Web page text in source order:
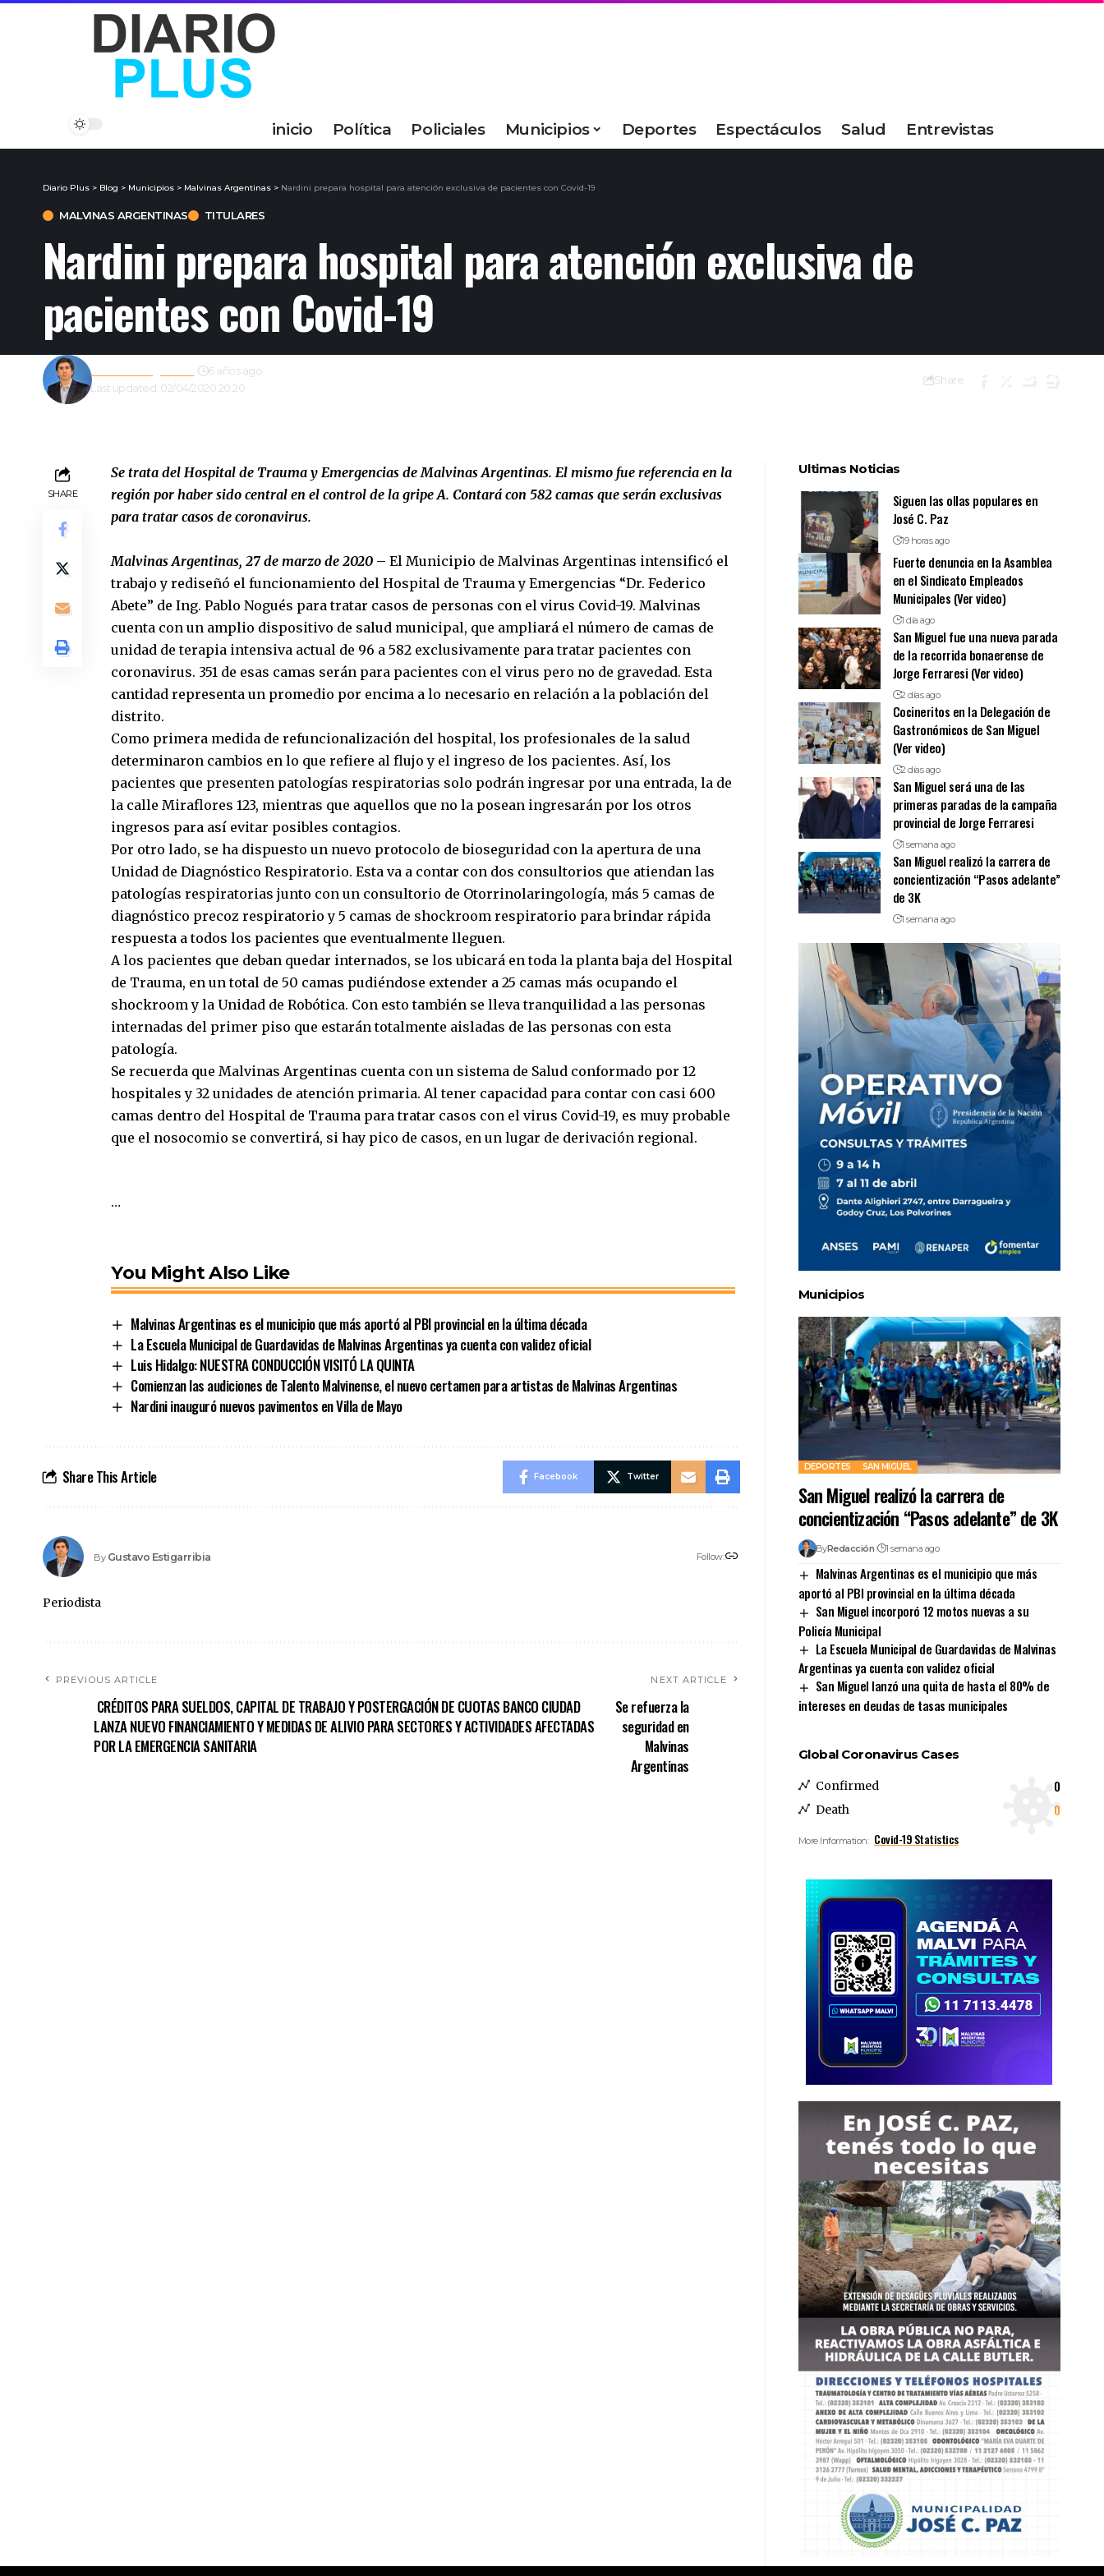
inicio Política Policiales Municipios Deportes Espectáculos Salud Entrevistas
Diario Plus > Blog > Municipios > Malvinas Argentinas > Nardini prepara hospital para atención exclusiva de pacientes con Covid-19
MALVINAS ARGENTINAS TITULARES
Nardini prepara hospital para atención exclusiva de
pacientes con Covid-19
Last updated: 02/04/2020 20:20
Gustavo Estigarribia 6 años ago
Share
SHARE
Se trata del Hospital de Trauma y Emergencias de Malvinas Argentinas. El mismo fue referencia en la
región por haber sido central en el control de la gripe A. Contará con 582 camas que serán exclusivas
para tratar casos de coronavirus.
Malvinas Argentinas, 27 de marzo de 2020 – El Municipio de Malvinas Argentinas intensificó el
trabajo y rediseñó el funcionamiento del Hospital de Trauma y Emergencias “Dr. Federico
Abete” de Ing. Pablo Nogués para tratar casos de personas con el virus Covid-19. Malvinas
cuenta con un amplio dispositivo de salud municipal, que ampliará el número de camas de
unidad de terapia intensiva actual de 96 a 582 exclusivamente para tratar pacientes con
coronavirus. 351 de esas camas serán para pacientes con el virus pero no de gravedad. Esta
cantidad representa un promedio por encima a lo necesario en relación a la población del
distrito.
Como primera medida de refuncionalización del hospital, los profesionales de la salud
determinaron cambios en lo que refiere al flujo y el ingreso de los pacientes. Así, los
pacientes que presenten patologías respiratorias solo podrán ingresar por una entrada, la de
la calle Miraflores 123, mientras que aquellos que no la posean ingresarán por los otros
ingresos para así evitar posibles contagios.
Por otro lado, se ha dispuesto un nuevo protocolo de bioseguridad con la apertura de una
Unidad de Diagnóstico Respiratorio. Esta va a contar con dos consultorios que atiendan las
patologías respiratorias junto con un consultorio de Otorrinolaringología, más 5 camas de
diagnóstico precoz respiratorio y 5 camas de shockroom respiratorio para brindar rápida
respuesta a todos los pacientes que eventualmente lleguen.
A los pacientes que deban quedar internados, se los ubicará en toda la planta baja del Hospital
de Trauma, en un total de 50 camas pudiéndose extender a 25 camas más ocupando el
shockroom y la Unidad de Robótica. Con esto también se lleva tranquilidad a las personas
internadas del primer piso que estarán totalmente aisladas de las personas con esta
patología.
Se recuerda que Malvinas Argentinas cuenta con un sistema de Salud conformado por 12
hospitales y 32 unidades de atención primaria. Al tener capacidad para contar con casi 600
camas dentro del Hospital de Trauma para tratar casos con el virus Covid-19, es muy probable
que el nosocomio se convertirá, si hay pico de casos, en un lugar de derivación regional.
…
You Might Also Like
Malvinas Argentinas es el municipio que más aportó al PBI provincial en la última década
La Escuela Municipal de Guardavidas de Malvinas Argentinas ya cuenta con validez oficial
Luis Hidalgo: NUESTRA CONDUCCIÓN VISITÓ LA QUINTA
Comienzan las audiciones de Talento Malvinense, el nuevo certamen para artistas de Malvinas Argentinas
Nardini inauguró nuevos pavimentos en Villa de Mayo
Share This Article Facebook Twitter
By Gustavo Estigarribia Follow:
Periodista
PREVIOUS ARTICLE
​​​ CRÉDITOS PARA SUELDOS, CAPITAL DE TRABAJO Y POSTERGACIÓN DE CUOTAS BANCO CIUDAD
LANZA NUEVO FINANCIAMIENTO Y MEDIDAS DE ALIVIO PARA SECTORES Y ACTIVIDADES AFECTADAS
POR LA EMERGENCIA SANITARIA
NEXT ARTICLE
Se refuerza la
seguridad en
Malvinas
Argentinas
Ultimas Noticias
Siguen las ollas populares en
José C. Paz
19 horas ago
Fuerte denuncia en la Asamblea
en el Sindicato Empleados
Municipales (Ver video)
1 día ago
San Miguel fue una nueva parada
de la recorrida bonaerense de
Jorge Ferraresi (Ver video)
2 días ago
Cocineritos en la Delegación de
Gastronómicos de San Miguel
(Ver video)
2 días ago
San Miguel será una de las
primeras paradas de la campaña
provincial de Jorge Ferraresi
1 semana ago
San Miguel realizó la carrera de
concientización “Pasos adelante”
de 3K
1 semana ago
Municipios
DEPORTES SAN MIGUEL
San Miguel realizó la carrera de
concientización “Pasos adelante” de 3K
ByRedacción 1 semana ago
Malvinas Argentinas es el municipio que más
aportó al PBI provincial en la última década
San Miguel incorporó 12 motos nuevas a su
Policía Municipal
La Escuela Municipal de Guardavidas de Malvinas
Argentinas ya cuenta con validez oficial
San Miguel lanzó una quita de hasta el 80% de
intereses en deudas de tasas municipales
Global Coronavirus Cases
Confirmed 0
Death 0
More Information: Covid-19 Statistics